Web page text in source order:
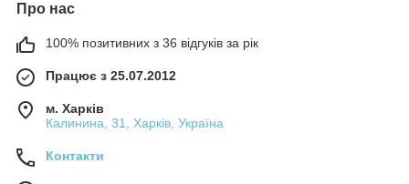
Про нас
100% позитивних з 36 відгуків за рік
Працює з 25.07.2012
м. Харків
Калинина, 31, Харків, Україна
Контакти